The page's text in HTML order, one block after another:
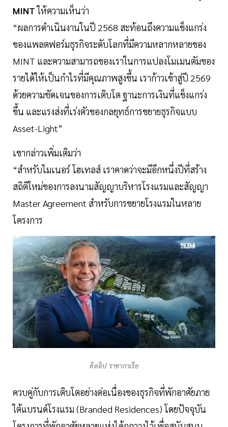
MINTให้ความเห็นว่า
“ผลการดำเนินงานในปี 2568 สะท้อนถึงความแข็งแกร่ง
ของแพลตฟอร์มธุรกิจระดับโลกที่มีความหลากหลายของ
MINT และความสามารถของเราในการแปลงโมเมนตัมของ
รายได้ให้เป็นกำไรที่มีคุณภาพสูงขึ้น เราก้าวเข้าสู่ปี 2569
ด้วยความชัดเจนของการเติบโต ฐานะการเงินที่แข็งแกร่ง
ขึ้น และแรงส่งที่เร่งตัวของกลยุทธ์การขยายธุรกิจแบบ
Asset-Light”
เขากล่าวเพิ่มเติมว่า
“สำหรับไมเนอร์ โฮเทลส์ เราคาดว่าจะมีอีกหนึ่งปีที่สร้าง
สถิติใหม่ของการลงนามสัญญาบริหารโรงแรมและสัญญา
Master Agreement สำหรับการขยายโรงแรมในหลาย
โครงการ
ดิลลิป ราชากาเรีย
ควบคู่กับการเติบโตอย่างต่อเนื่องของธุรกิจที่พักอาศัยภาย
ใต้แบรนด์โรงแรม (Branded Residences) โดยปัจจุบัน